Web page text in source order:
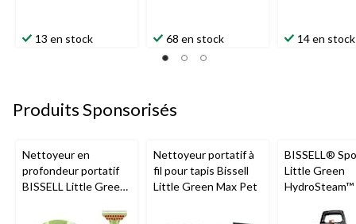
13 en stock 68 en stock 14 en stock
Produits Sponsorisés
Nettoyeur en
profondeur portatif
BISSELL Little Green
tapis et tissus
Nettoyeur portatif à
fil pour tapis Bissell
Little Green Max Pet
BISSELL®
Little Green
nettoyage en